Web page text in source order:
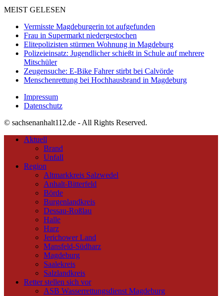
MEIST GELESEN
Vermisste Magdeburgerin tot aufgefunden
Frau in Supermarkt niedergestochen
Elitepolizisten stürmen Wohnung in Magdeburg
Polizeieinsatz: Jugendlicher schießt in Schule auf mehrere
Mitschüler
Zeugensuche: E-Bike Fahrer stirbt bei Calvörde
Menschenrettung bei Hochhausbrand in Magdeburg
Impressum
Datenschutz
© sachsenanhalt112.de - All Rights Reserved.
Aktuell
Brand
Unfall
Region
Altmarkkreis Salzwedel
Anhalt-Bitterfeld
Börde
Burgenlandkreis
Dessau-Roßlau
Halle
Harz
Jerichower Land
Mansfeld-Südharz
Magdeburg
Saalekreis
Salzlandkreis
Retter stellen sich vor
ASB Wasserrettungsdienst Magdeburg